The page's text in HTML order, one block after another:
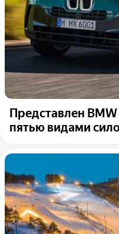
Представлен
пятью видами